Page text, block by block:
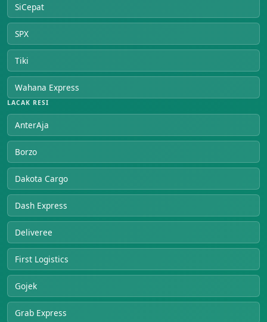
SiCepat
SPX
Tiki
Wahana Express
LACAK RESI
AnterAja
Borzo
Dakota Cargo
Dash Express
Deliveree
First Logistics
Gojek
Grab Express